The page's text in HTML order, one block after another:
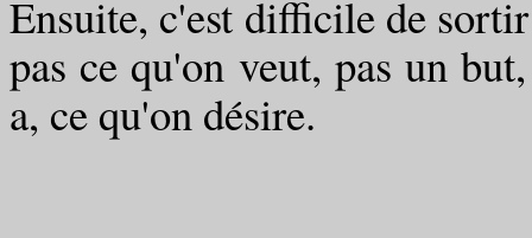
Ensuite, c'est difficile de
pas ce qu'on veut, pas un
a, ce qu'on désire.